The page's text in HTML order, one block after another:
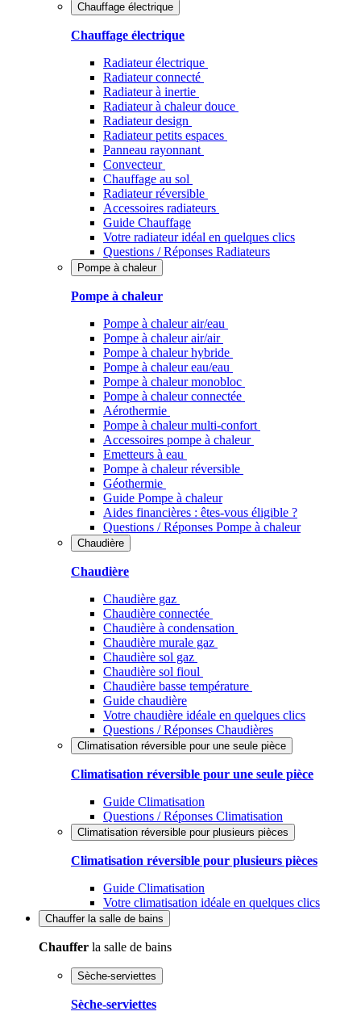
Chauffage électrique
Chauffage électrique
Radiateur électrique
Radiateur connecté
Radiateur à inertie
Radiateur à chaleur douce
Radiateur design
Radiateur petits espaces
Panneau rayonnant
Convecteur
Chauffage au sol
Radiateur réversible
Accessoires radiateurs
Guide Chauffage
Votre radiateur idéal en quelques clics
Questions / Réponses Radiateurs
Pompe à chaleur
Pompe à chaleur
Pompe à chaleur air/eau
Pompe à chaleur air/air
Pompe à chaleur hybride
Pompe à chaleur​ eau/eau
Pompe à chaleur monobloc
Pompe à chaleur connectée
Aérothermie
Pompe à chaleur multi-confort
Accessoires pompe à chaleur
Emetteurs à eau
Pompe à chaleur réversible
Géothermie
Guide Pompe à chaleur
Aides financières : êtes-vous éligible ?
Questions / Réponses Pompe à chaleur
Chaudière
Chaudière
Chaudière gaz
Chaudière connectée
Chaudière à condensation
Chaudière murale gaz
Chaudière sol gaz
Chaudière sol fioul
Chaudière basse température
Guide chaudière
Votre chaudière idéale en quelques clics
Questions / Réponses Chaudières
Climatisation réversible pour une seule pièce
Climatisation réversible pour une seule pièce
Guide Climatisation
Questions / Réponses Climatisation
Climatisation réversible pour plusieurs pièces
Climatisation réversible pour plusieurs pièces
Guide Climatisation
Votre climatisation idéale en quelques clics
Chauffer la salle de bains
Chauffer la salle de bains
Sèche-serviettes
Sèche-serviettes